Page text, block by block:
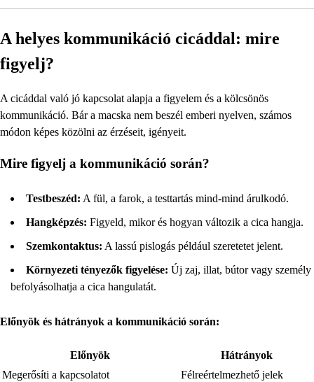
A helyes kommunikáció cicáddal: mire
figyelj?
A cicáddal való jó kapcsolat alapja a figyelem és a kölcsönös
kommunikáció. Bár a macska nem beszél emberi nyelven, számos
módon képes közölni az érzéseit, igényeit.
Mire figyelj a kommunikáció során?
Testbeszéd: A fül, a farok, a testtartás mind-mind árulkodó.
Hangképzés: Figyeld, mikor és hogyan változik a cica hangja.
Szemkontaktus: A lassú pislogás például szeretetet jelent.
Környezeti tényezők figyelése: Új zaj, illat, bútor vagy személy
befolyásolhatja a cica hangulatát.
Előnyök és hátrányok a kommunikáció során:
Előnyök
Hátrányok
Megerősíti a kapcsolatot
Félreértelmezhető jelek